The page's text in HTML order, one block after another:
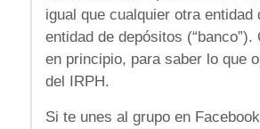
igual que cualquier otra entidad
entidad de depósitos (“banco”).
en principio, para saber lo que
del IRPH.
Si te unes al grupo en